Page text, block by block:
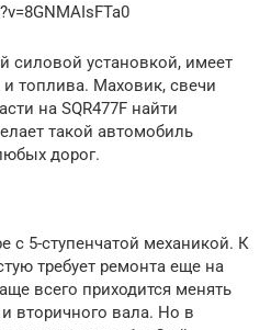
силовой установкой, имеет
топлива. Маховик, свечи
на SQR477F найти
такой автомобиль
дорог.
с 5-ступенчатой механикой. К
требует ремонта еще на
всего приходится менять
вторичного вала. Но в